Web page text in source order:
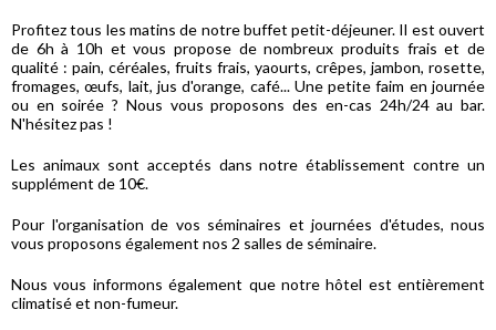
Profitez tous les matins de notre buffet petit-déjeuner. Il est ouvert
de 6h à 10h et vous propose de nombreux produits frais et de
qualité : pain, céréales, fruits frais, yaourts, crêpes, jambon, rosette,
fromages, œufs, lait, jus d'orange, café... Une petite faim en journée
ou en soirée ? Nous vous proposons des en-cas 24h/24 au bar.
N'hésitez pas !
Les animaux sont acceptés dans notre établissement contre un
supplément de 10€.
Pour l'organisation de vos séminaires et journées d'études, nous
vous proposons également nos 2 salles de séminaire.
Nous vous informons également que notre hôtel est entièrement
climatisé et non-fumeur.